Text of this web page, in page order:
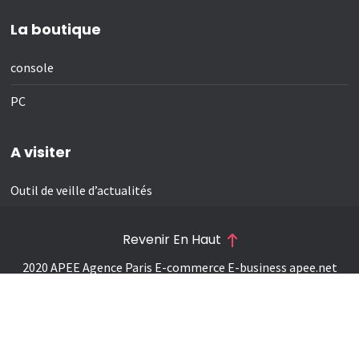
La boutique
console
PC
A visiter
Outil de veille d’actualités
2020 APEE Agence Paris E-commerce E-business apee.net
Revenir En Haut